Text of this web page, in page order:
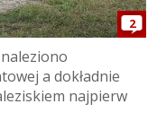
2
a dokładnie
najpierw